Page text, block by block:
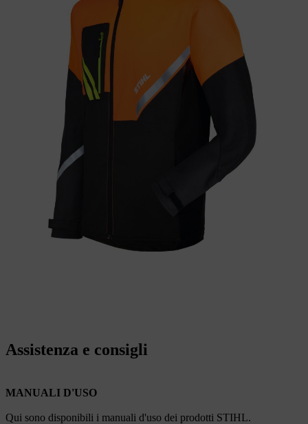
Assistenza e consigli
MANUALI D'USO
Qui sono disponibili i manuali d'uso dei prodotti STIHL.